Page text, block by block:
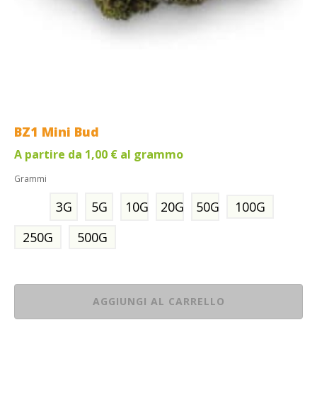
BZ1 Mini Bud
A partire da 1,00 € al grammo
Grammi
3G 5G 10G 20G 50G
100G
250G
500G
AGGIUNGI AL CARRELLO